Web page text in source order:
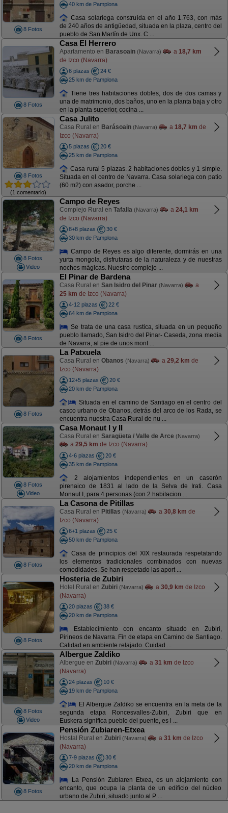
8 Fotos
40 km de Pamplona
Casa solariega construida en el año 1.763, con más
de 240 años de antigüedad, situada en la plaza, centro del
pueblo de San Martín de Unx. C ...
8 Fotos
Casa El Herrero
Apartamento en Barasoain (Navarra) a 18,7 km
de Izco (Navarra)
6 plazas
24 €
25 km de Pamplona
Tiene tres habitaciones dobles, dos de dos camas y
una de matrimonio, dos baños, uno en la planta baja y otro
en la planta superior, cocina ...
8 Fotos
(1 comentario)
Casa Julito
Casa Rural en Barásoain (Navarra) a 18,7 km de
Izco (Navarra)
5 plazas
20 €
25 km de Pamplona
Casa rural 5 plazas. 2 habitaciones dobles y 1 simple.
Situada en el centro de Navarra. Casa solariega con patio
(60 m2) con asador, porche ...
8 Fotos
Video
Campo de Reyes
Complejo Rural en Tafalla (Navarra) a 24,1 km
de Izco (Navarra)
8+8 plazas
30 €
30 km de Pamplona
Campo de Reyes es algo diferente, dormirás en una
yurta mongola, disfrutaras de la naturaleza y de nuestras
noches mágicas. Nuestro complejo ...
8 Fotos
El Pinar de Bardena
Casa Rural en San Isidro del Pinar (Navarra)
a
25 km de Izco (Navarra)
4-12 plazas
22 €
64 km de Pamplona
Se trata de una casa rustica, situada en un pequeño
pueblo llamado, San Isidro del Pinar- Caseda, zona media
de Navarra, al pie de unos mont ...
8 Fotos
La Patxuela
Casa Rural en Obanos (Navarra) a 29,2 km de
Izco (Navarra)
12+5 plazas
20 €
20 km de Pamplona
Situada en el camino de Santiago en el centro del
casco urbano de Obanos, detrás del arco de los Rada, se
encuentra nuestra Casa Rural de nu ...
8 Fotos
Video
Casa Monaut I y II
Casa Rural en Saragüeta / Valle de Arce (Navarra)
a 29,5 km de Izco (Navarra)
4-6 plazas
20 €
35 km de Pamplona
2 alojamientos independientes en un caserón
pirenaico de 1831 al lado de la Selva de Irati. Casa
Monaut I, para 4 personas (con 2 habitacion ...
8 Fotos
La Casona de Pitillas
Casa Rural en Pitillas (Navarra) a 30,8 km de
Izco (Navarra)
6+1 plazas
25 €
50 km de Pamplona
Casa de principios del XIX restaurada respetatando
los elementos tradicionales combinados con nuevas
comodidades. Se han respetado las aport ...
8 Fotos
Hosteria de Zubiri
Hotel Rural en Zubiri (Navarra) a 30,9 km de Izco
(Navarra)
20 plazas
38 €
20 km de Pamplona
Establecimiento con encanto situado en Zubiri,
Pirineos de Navarra. Fin de etapa en Camino de Santiago.
Calidad en ambiente relajado. Cuidad ...
8 Fotos
Video
Albergue Zaldiko
Albergue en Zubiri (Navarra) a 31 km de Izco
(Navarra)
24 plazas
10 €
19 km de Pamplona
El Albergue Zaldiko se encuentra en la meta de la
segunda etapa Roncesvalles-Zubiri, Zubiri que en
Euskera significa pueblo del puente, es l ...
8 Fotos
Pensión Zubiaren-Etxea
Hostal Rural en Zubiri (Navarra) a 31 km de Izco
(Navarra)
7-9 plazas
30 €
20 km de Pamplona
La Pensión Zubiaren Etxea, es un alojamiento con
encanto, que ocupa la planta de un edificio del núcleo
urbano de Zubiri, situado junto al P ...